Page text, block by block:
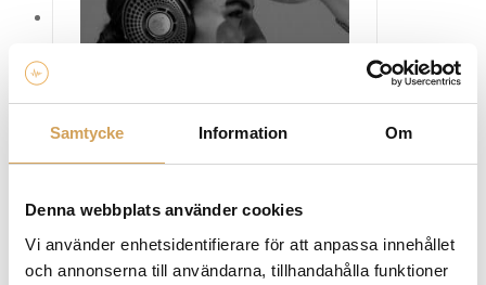
Samtycke Information Om
Denna webbplats använder cookies
Vi använder enhetsidentifierare för att anpassa innehållet
och annonserna till användarna, tillhandahålla funktioner
Trådlösa hörlurar & bluetooth-headset(17)